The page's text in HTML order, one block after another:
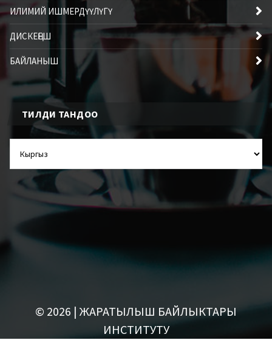
ИЛИМИЙ ИШМЕРДҮҮЛҮГҮ
ДИСКЕҢЕШ
БАЙЛАНЫШ
ТИЛДИ ТАНДОО
ТАНДОО
© 2026 | ЖАРАТЫЛЫШ БАЙЛЫКТАРЫ
ИНСТИТУТУ